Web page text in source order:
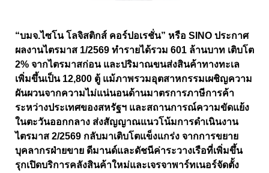
“บมจ.ไซโน โลจิสติกส์ คอร์ปอเรชั่น” หรือ SINO ประกาศ
ผลงานไตรมาส 1/2569 ทำรายได้รวม 601 ล้านบาท เติบโต
2% จากไตรมาสก่อน และปริมาณขนส่งสินค้าทางทะเล
เพิ่มขึ้นเป็น 12,800 ตู้ แม้ภาพรวมอุตสาหกรรมเผชิญความ
ผันผวนจากความไม่แน่นอนด้านมาตรการภาษีการค้า
ระหว่างประเทศของสหรัฐฯ และสถานการณ์ความขัดแย้ง
ในตะวันออกกลาง ส่งสัญญาณแนวโน้มการดำเนินงาน
ไตรมาส 2/2569 กลับมาเติบโตแข็งแกร่ง จากการขยาย
บุคลากรฝ่ายขาย ดีมานด์และดัชนีค่าระวางเรือที่เพิ่มขึ้น
รุกเปิดบริการคลังสินค้าใหม่และเจรจาพาร์ทเนอร์จัดตั้ง